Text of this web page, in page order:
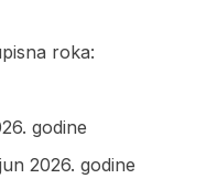
roka:
godine
2026. godine